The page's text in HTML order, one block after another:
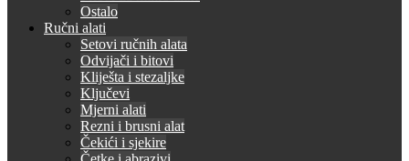
Ostalo
Ručni alati
Setovi ručnih alata
Odvijači i bitovi
Kliješta i stezaljke
Ključevi
Mjerni alati
Rezni i brusni alat
Čekići i sjekire